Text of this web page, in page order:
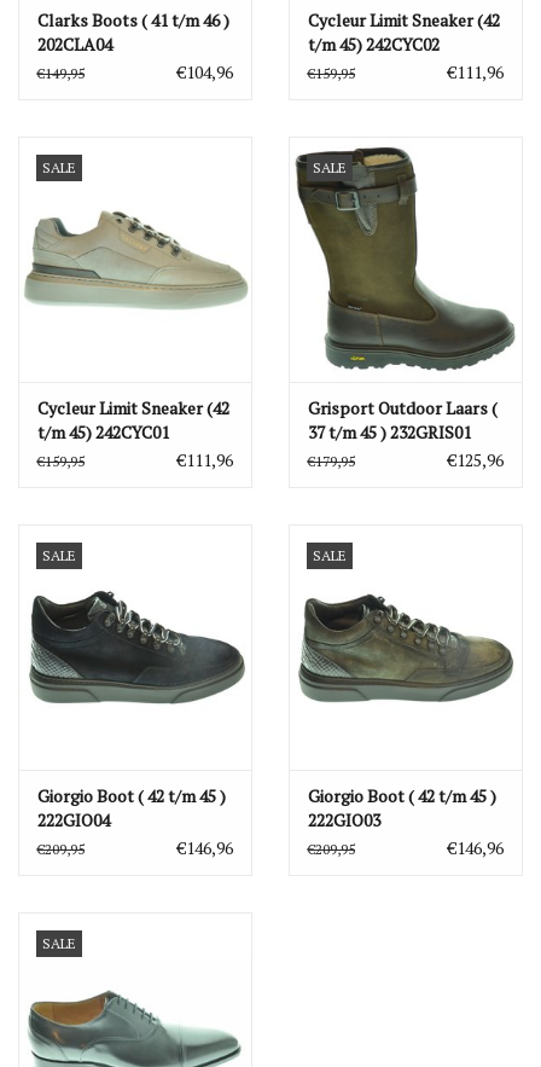
Clarks Boots ( 41 t/m 46 )
202CLA04
€149,95 €104,96
Cycleur Limit Sneaker (42
t/m 45) 242CYC02
€159,95 €111,96
SALE
Cycleur Limit Sneaker (42
t/m 45) 242CYC01
€159,95 €111,96
SALE
Grisport Outdoor Laars (
37 t/m 45 ) 232GRIS01
€179,95 €125,96
SALE
Giorgio Boot ( 42 t/m 45 )
222GIO04
€209,95 €146,96
SALE
Giorgio Boot ( 42 t/m 45 )
222GIO03
€209,95 €146,96
SALE